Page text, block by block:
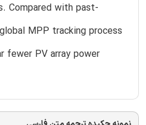
Compared with past-
MPP tracking process
fewer PV array power